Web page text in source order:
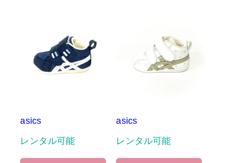
asics
レンタル可能
asics
レンタル可能